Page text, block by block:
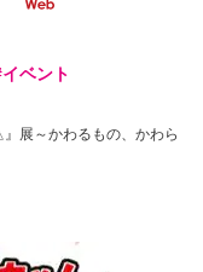
ベント
展～かわるもの、かわら